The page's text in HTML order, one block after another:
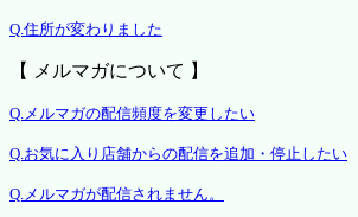
Q.住所が変わりました
【 メルマガについて 】
Q.メルマガの配信頻度を変更したい
Q.お気に入り店舗からの配信を追加・停止したい
Q.メルマガが配信されません。